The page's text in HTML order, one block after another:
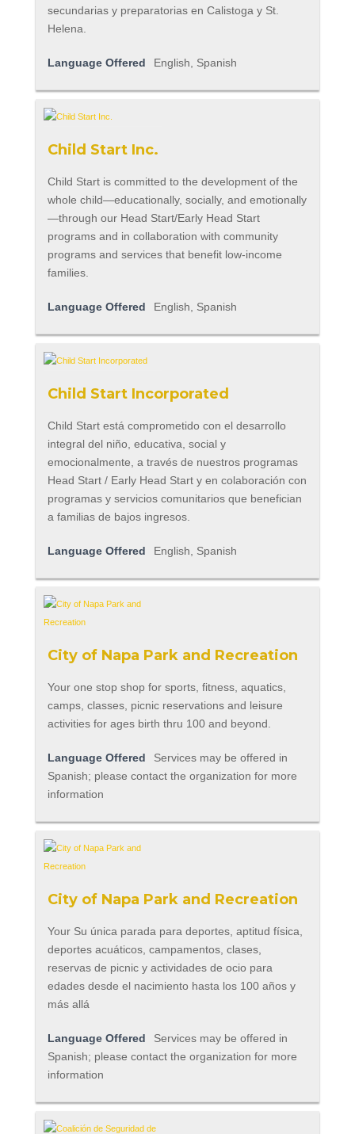
secundarias y preparatorias en Calistoga y St.
Helena.
Language Offered English, Spanish
Child Start Inc.
Child Start is committed to the development of the
whole child—educationally, socially, and emotionally
—through our Head Start/Early Head Start
programs and in collaboration with community
programs and services that benefit low-income
families.
Language Offered English, Spanish
Child Start Incorporated
Child Start está comprometido con el desarrollo
integral del niño, educativa, social y
emocionalmente, a través de nuestros programas
Head Start / Early Head Start y en colaboración con
programas y servicios comunitarios que benefician
a familias de bajos ingresos.
Language Offered English, Spanish
City of Napa Park and Recreation
Your one stop shop for sports, fitness, aquatics,
camps, classes, picnic reservations and leisure
activities for ages birth thru 100 and beyond.
Language Offered
Services may be offered in
Spanish; please contact the organization for more
information
City of Napa Park and Recreation
Your Su única parada para deportes, aptitud física,
deportes acuáticos, campamentos, clases,
reservas de picnic y actividades de ocio para
edades desde el nacimiento hasta los 100 años y
más allá
Language Offered
Services may be offered in
Spanish; please contact the organization for more
information